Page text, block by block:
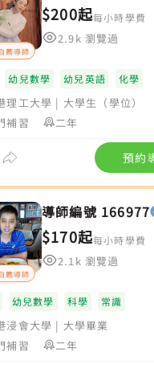
薦導師
$200起每小時學費
2.9k 瀏覽過
幼兒數學 幼兒英語 化學
理工大學 | 大學生（學位）
補習
二年
預約
薦導師
導師編號 166977
$170起每小時學費
2.1k 瀏覽過
幼兒數學 科學 常識
浸會大學 | 大學畢業
補習
二年